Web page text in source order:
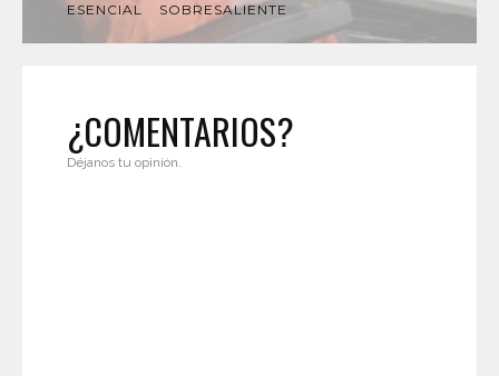
ESENCIAL SOBRESALIENTE
¿COMENTARIOS?
Déjanos tu opinión.